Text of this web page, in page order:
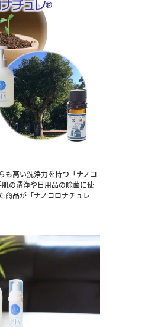
も高い洗浄力を持つ「ナノコ
の清浄や日用品の除菌に使
商品が「ナノコロナチュレ